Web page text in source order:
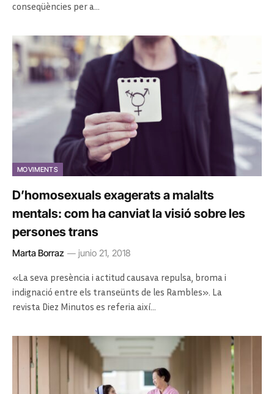
conseqüències per a…
MOVIMENTS
D’homosexuals exagerats a malalts
mentals: com ha canviat la visió sobre les
persones trans
Marta Borraz junio 21, 2018
«La seva presència i actitud causava repulsa, broma i
indignació entre els transeünts de les Rambles». La
revista Diez Minutos es referia així…